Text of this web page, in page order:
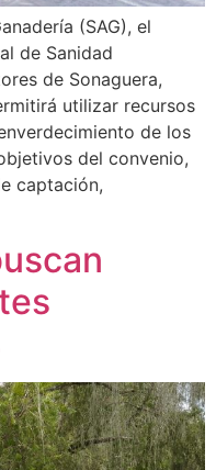
(SAG), el
de Sanidad
de Sonaguera,
utilizar recursos
de los
del convenio,
captación,